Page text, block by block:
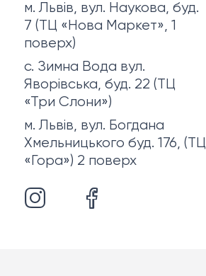
м. Львів, вул. Наукова, буд.
7 (ТЦ «Нова Маркет», 1
поверх)
с. Зимна Вода вул.
Яворівська, буд. 22 (ТЦ
«Три Слони»)
м. Львів, вул. Богдана
Хмельницького буд. 176, (ТЦ
«Гора») 2 поверх